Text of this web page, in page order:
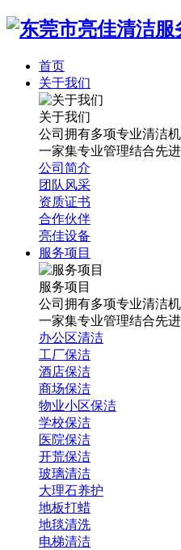
首页
关于我们
关于我们
公司拥有多项专业清洁
一家集专业管理结合先
公司简介
团队风采
资质证书
合作伙伴
亮佳设备
服务项目
服务项目
公司拥有多项专业清洁
一家集专业管理结合先
办公区清洁
工厂保洁
酒店保洁
商场保洁
物业小区保洁
学校保洁
医院保洁
开荒保洁
玻璃清洁
大理石养护
地板打蜡
地毯清洗
电梯清洁